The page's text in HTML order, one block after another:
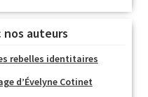
auteurs
rebelles identitaires
d’Évelyne Cotinet